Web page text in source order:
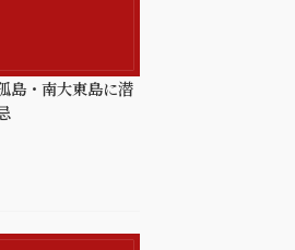
島・南大東島に潜